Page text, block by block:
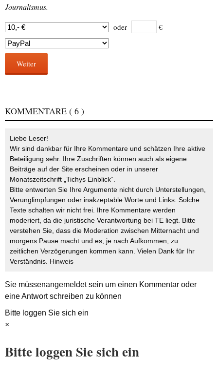
Journalismus.
oder €
Weiter
KOMMENTARE ( 6 )
Liebe Leser!
Wir sind dankbar für Ihre Kommentare und schätzen Ihre aktive
Beteiligung sehr. Ihre Zuschriften können auch als eigene
Beiträge auf der Site erscheinen oder in unserer
Monatszeitschrift „Tichys Einblick“.
Bitte entwerten Sie Ihre Argumente nicht durch Unterstellungen,
Verunglimpfungen oder inakzeptable Worte und Links. Solche
Texte schalten wir nicht frei. Ihre Kommentare werden
moderiert, da die juristische Verantwortung bei TE liegt. Bitte
verstehen Sie, dass die Moderation zwischen Mitternacht und
morgens Pause macht und es, je nach Aufkommen, zu
zeitlichen Verzögerungen kommen kann. Vielen Dank für Ihr
Verständnis. Hinweis
Sie müssenangemeldetsein um einen Kommentar oder
eine Antwort schreiben zu können
Bitte loggen Sie sich ein
×
Bitte loggen Sie sich ein